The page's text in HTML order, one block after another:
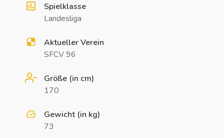
Spielklasse
Landesliga
Aktueller Verein
SFCV 96
Größe (in cm)
170
Gewicht (in kg)
73